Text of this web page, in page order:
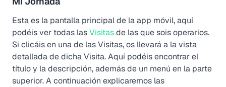
Esta es la pantalla principal de la app móvil, aquí
podéis ver todas lasVisitasde las que sois operarios.
Si clicáis en una de las Visitas, os llevará a la vista
detallada de dicha Visita. Aquí podéis encontrar el
título y la descripción, además de un menú en la parte
superior. A continuación explicaremos las